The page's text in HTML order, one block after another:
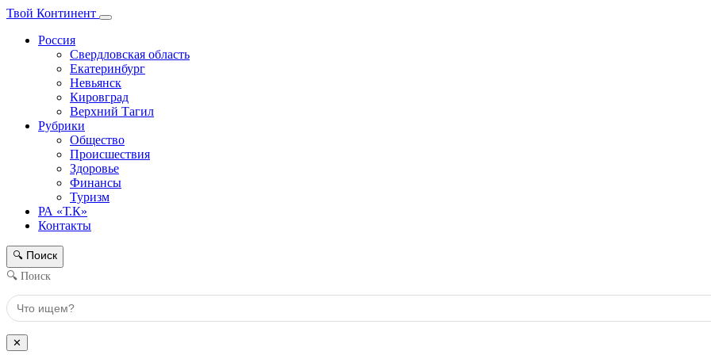
Твой Континент
Россия
Свердловская область
Екатеринбург
Невьянск
Кировград
Верхний Тагил
Рубрики
Общество
Происшествия
Здоровье
Финансы
Туризм
РА «Т.К»
Контакты
🔍 Поиск
🔍 Поиск
✕